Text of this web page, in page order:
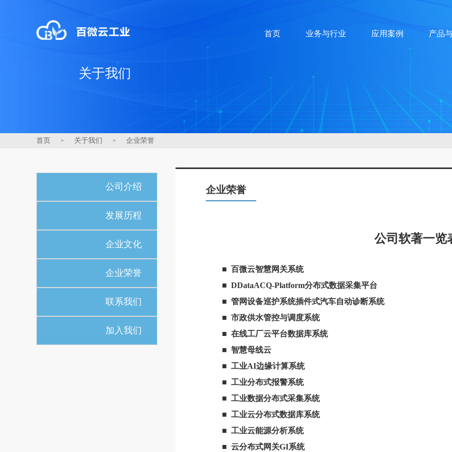
首页 业务与行业 应用案例 产品
关于我们
首页 > 关于我们 > 企业荣誉
公司介绍
发展历程
企业文化
企业荣誉
联系我们
加入我们
企业荣誉
公司软著一览
■ 百微云智慧网关系统
■ DDataACQ-Platform分布式数据采集平台
■ 管网设备巡护系统插件式汽车自动诊断系统
■ 市政供水管控与调度系统
■ 在线工厂云平台数据库系统
■ 智慧母线云
■ 工业AI边缘计算系统
■ 工业分布式报警系统
■ 工业数据分布式采集系统
■ 工业云分布式数据库系统
■ 工业云能源分析系统
■ 云分布式网关GI系统